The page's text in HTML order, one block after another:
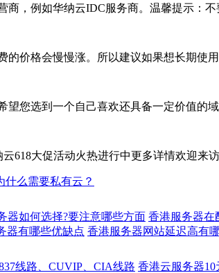
，例如华纳云IDC服务商。温馨提示：
价格会慢慢涨。所以建议如果想长期使
您选到一个自己喜欢还具备一定价值的域
大促活动火热进行中更多详情欢迎来访
什么需要私有云？
器如何选择?要注意哪些方面 香港服务器在
器有哪些优缺点 香港服务器网站延迟高有
线路、CUVIP、CIA线路 香港云服务器10